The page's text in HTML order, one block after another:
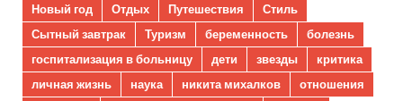
Новый год
Отдых Путешествия
Стиль
Сытный завтрак
Туризм беременность
болезнь
госпитализация в больницу
дети звезды
критика
личная жизнь
наука никита михалков
отношения